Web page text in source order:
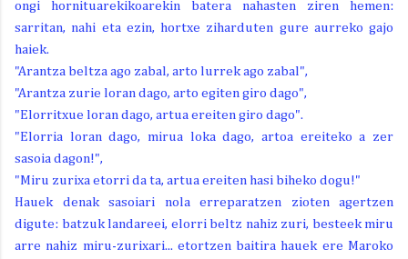
ongi hornituarekikoarekin batera nahasten ziren hemen:
sarritan, nahi eta ezin, hortxe ziharduten gure aurreko gajo
haiek.
"Arantza beltza ago zabal, arto lurrek ago zabal",
"Arantza zurie loran dago, arto egiten giro dago",
"Elorritxue loran dago, artua ereiten giro dago".
"Elorria loran dago, mirua loka dago, artoa ereiteko a zer
sasoia dagon!",
"Miru zurixa etorri da ta, artua ereiten hasi biheko dogu!"
Hauek denak sasoiari nola erreparatzen zioten agertzen
digute: batzuk landareei, elorri beltz nahiz zuri, besteek miru
arre nahiz miru-zurixari... etortzen baitira hauek ere Maroko